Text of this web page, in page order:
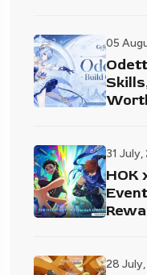
05
31
HOK
28